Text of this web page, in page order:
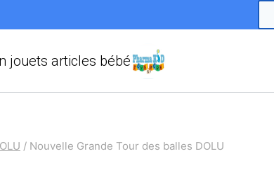
jouets articles bébé
/ Nouvelle Grande Tour des balles DOLU